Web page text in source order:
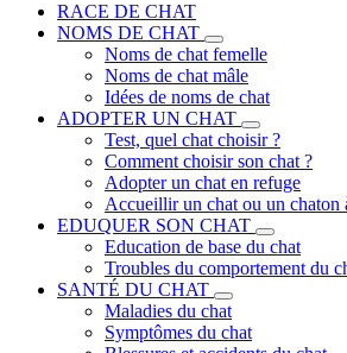
RACE DE CHAT
NOMS DE CHAT
Noms de chat femelle
Noms de chat mâle
Idées de noms de chat
ADOPTER UN CHAT
Test, quel chat choisir ?
Comment choisir son chat ?
Adopter un chat en refuge
Accueillir un chat ou un chaton
EDUQUER SON CHAT
Education de base du chat
Troubles du comportement du
SANTÉ DU CHAT
Maladies du chat
Symptômes du chat